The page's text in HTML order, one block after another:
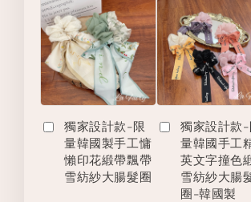
獨家設計款-限
量韓國製手工慵
懶印花緞帶飄帶
雪紡紗大腸髮圈
獨家設計款-
量韓國手工
英文字撞色
雪紡紗大腸
圈-韓國製